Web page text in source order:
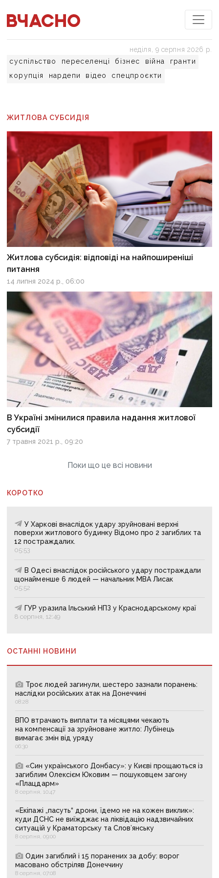
суспільство переселенці бізнес війна
гранти
корупція
нардепи відео спецпроєкти
неділя, 9 серпня 2026 р.
ЖИТЛОВА СУБСИДІЯ
Житлова субсидія: відповіді на найпоширеніші
питання
14 липня 2024 р., 06:00
В Україні змінилися правила надання житлової
субсидії
7 травня 2021 р., 09:20
Поки що це всі новини
КОРОТКО
У Харкові внаслідок удару зруйновані верхні
поверхи житлового будинку Відомо про 2 загиблих та
12 постраждалих.
05:53
В Одесі внаслідок російського удару постраждали
щонайменше 6 людей — начальник МВА Лисак
05:52
ГУР уразила Ільський НПЗ у Краснодарському краї
8 серпня, 12:49
ОСТАННІ НОВИНИ
Троє людей загинули, шестеро зазнали поранень:
наслідки російських атак на Донеччині
08:28
ВПО втрачають виплати та місяцями чекають
на компенсації за зруйноване житло: Лубінець
вимагає змін від уряду
06:30
«Син українського Донбасу»: у Києві прощаються із
загиблим Олексієм Юковим — пошуковцем загону
«Плацдарм»
8 серпня, 10:47
«Екіпажі „пасуть“ дрони, їдемо не на кожен виклик»:
куди ДСНС не виїжджає на ліквідацію надзвичайних
ситуацій у Краматорську та Слов’янську
8 серпня, 09:00
Один загиблий і 15 поранених за добу: ворог
масовано обстріляв Донеччину
8 серпня, 07:08